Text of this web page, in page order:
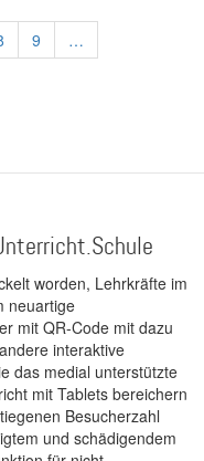
Page
9
…
worden, Lehrkräfte im
neuartige
mit QR-Code mit dazu
interaktive
das medial unterstützte
mit Tablets bereichern
Besucherzahl
und schädigendem